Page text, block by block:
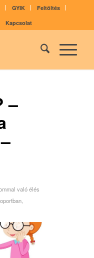
GYIK
Feltöltés
Kapcsolat
–
való élés